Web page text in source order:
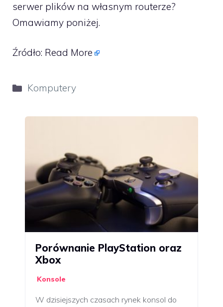
serwer plików na własnym routerze?
Omawiamy poniżej.
Źródło: Read More
Kategorie
Komputery
Porównanie PlayStation oraz
Xbox
Konsole
W dzisiejszych czasach rynek konsol do